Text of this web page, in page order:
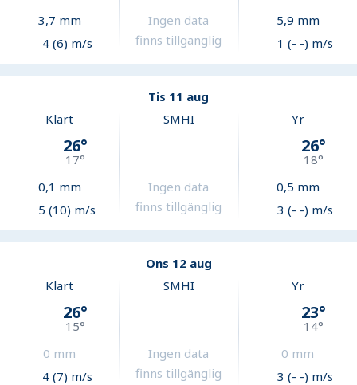
3,7 mm
4 (6) m/s
Ingen data
finns tillgänglig
5,9 mm
1 (- -) m/s
Tis 11 aug
Klart
26°
17°
0,1 mm
5 (10) m/s
SMHI
Ingen data
finns tillgänglig
Yr
26°
18°
0,5 mm
3 (- -) m/s
Ons 12 aug
Klart
26°
15°
0 mm
4 (7) m/s
SMHI
Ingen data
finns tillgänglig
Yr
23°
14°
0 mm
3 (- -) m/s